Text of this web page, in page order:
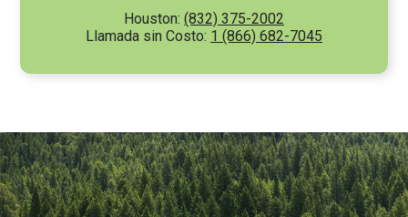
Houston: (832) 375-2002
Llamada sin Costo: 1 (866) 682-7045